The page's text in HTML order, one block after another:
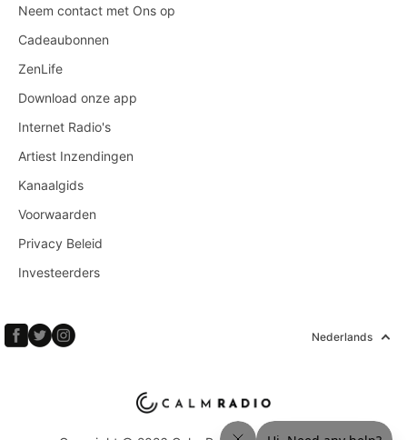
Neem contact met Ons op
Cadeaubonnen
ZenLife
Download onze app
Internet Radio's
Artiest Inzendingen
Kanaalgids
Voorwaarden
Privacy Beleid
Investeerders
Nederlands